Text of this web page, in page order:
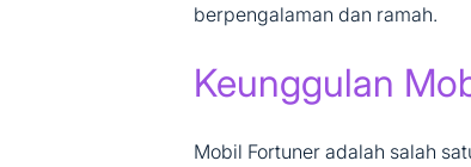
berpengalaman dan ramah.
Keunggulan
Mobil Fortuner adalah salah